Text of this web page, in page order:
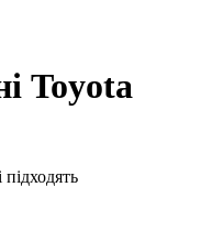
Toyota